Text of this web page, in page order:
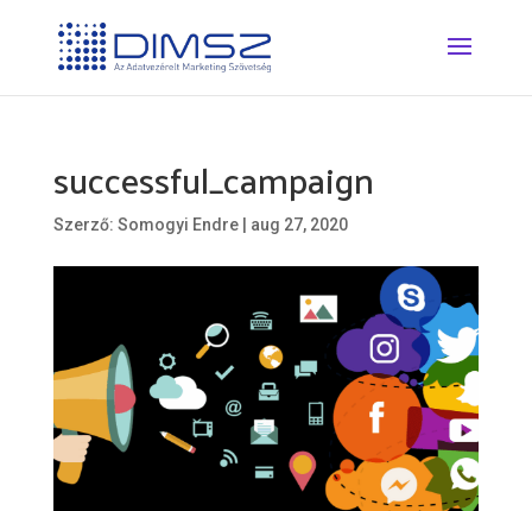
successful_campaign
Szerző: Somogyi Endre| aug 27, 2020